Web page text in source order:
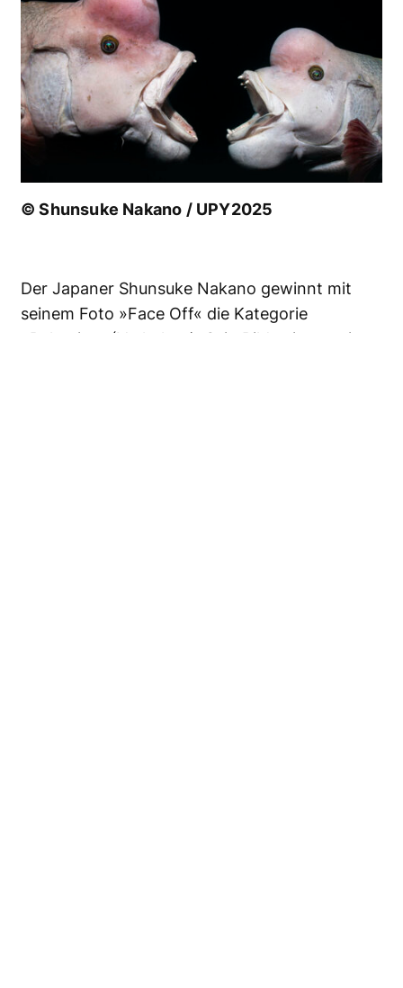
© Shunsuke Nakano / UPY2025
Der Japaner Shunsuke Nakano gewinnt mit
seinem Foto »Face Off« die Kategorie
»Behavior« (Verhalten). Sein Bild zeigt zwei